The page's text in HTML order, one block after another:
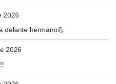
2026
delante hermano💪
2026